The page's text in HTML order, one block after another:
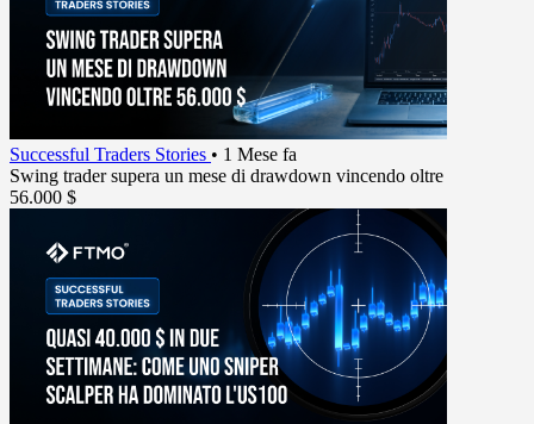
Successful Traders Stories • 1 Mese fa
Swing trader supera un mese di drawdown vincendo oltre
56.000 $